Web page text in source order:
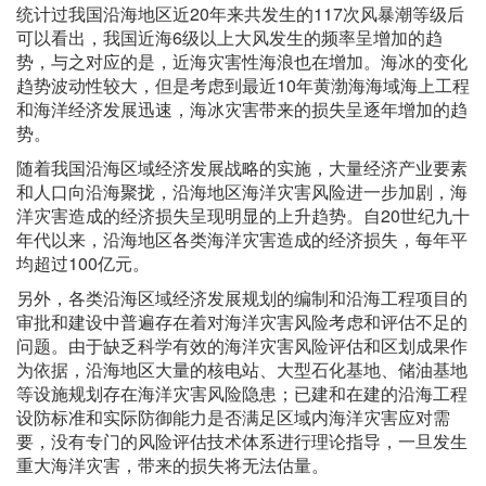
统计过我国沿海地区近20年来共发生的117次风暴潮等级后
可以看出，我国近海6级以上大风发生的频率呈增加的趋
势，与之对应的是，近海灾害性海浪也在增加。海冰的变化
趋势波动性较大，但是考虑到最近10年黄渤海海域海上工程
和海洋经济发展迅速，海冰灾害带来的损失呈逐年增加的趋
势。
随着我国沿海区域经济发展战略的实施，大量经济产业要素
和人口向沿海聚拢，沿海地区海洋灾害风险进一步加剧，海
洋灾害造成的经济损失呈现明显的上升趋势。自20世纪九十
年代以来，沿海地区各类海洋灾害造成的经济损失，每年平
均超过100亿元。
另外，各类沿海区域经济发展规划的编制和沿海工程项目的
审批和建设中普遍存在着对海洋灾害风险考虑和评估不足的
问题。由于缺乏科学有效的海洋灾害风险评估和区划成果作
为依据，沿海地区大量的核电站、大型石化基地、储油基地
等设施规划存在海洋灾害风险隐患；已建和在建的沿海工程
设防标准和实际防御能力是否满足区域内海洋灾害应对需
要，没有专门的风险评估技术体系进行理论指导，一旦发生
重大海洋灾害，带来的损失将无法估量。